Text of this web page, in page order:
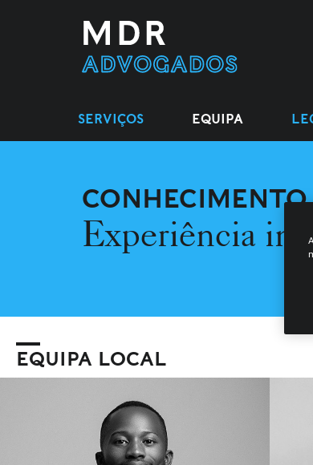
SERVIÇOS EQUIPA
Experiência
EQUIPA LOCAL